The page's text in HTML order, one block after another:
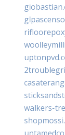
walkers-